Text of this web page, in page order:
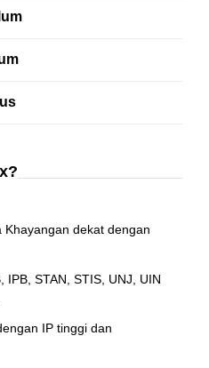
Khayangan dekat dengan
IPB, STAN, STIS, UNJ, UIN
IP tinggi dan